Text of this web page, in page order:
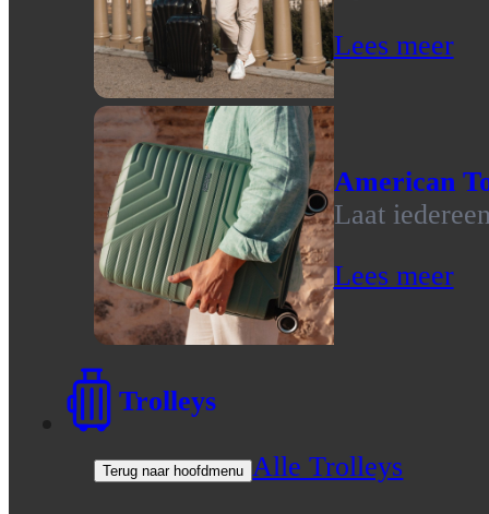
Lees meer
American
Laat
Lees meer
Trolleys
Terug naar hoofdmenu Alle Trolleys